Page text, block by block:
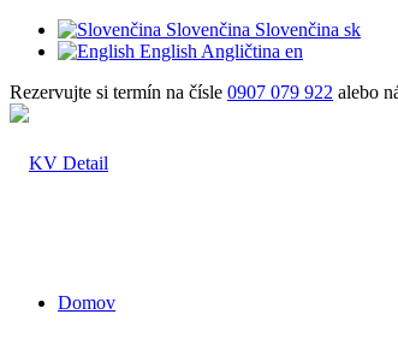
Slovenčina Slovenčina sk
English Angličtina en
Rezervujte si termín na čísle 0907 079 922 alebo
Domov